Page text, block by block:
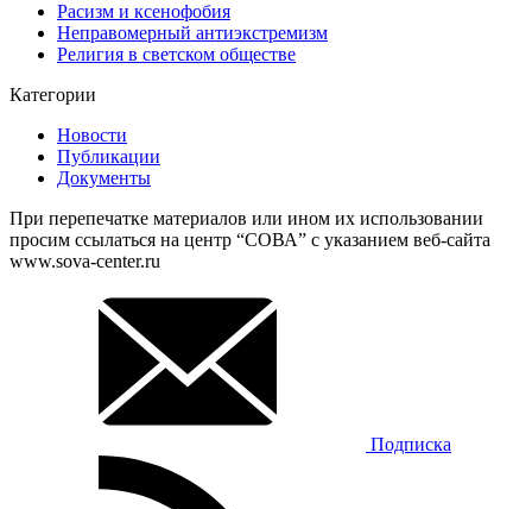
Расизм и ксенофобия
Неправомерный антиэкстремизм
Религия в светском обществе
Категории
Новости
Публикации
Документы
При перепечатке материалов или ином их использовании
просим ссылаться на центр “СОВА” с указанием веб-сайта
www.sova-center.ru
Подписка